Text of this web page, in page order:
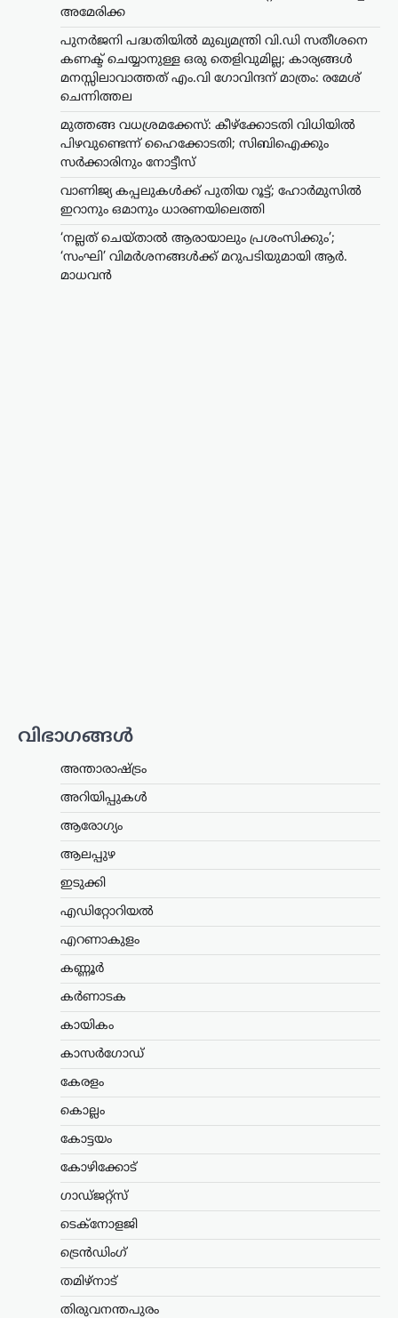
അമേരിക്ക
പുനർജനി പദ്ധതിയിൽ മുഖ്യമന്ത്രി വി.ഡി സതീശനെ
കണക്ട് ചെയ്യാനുള്ള ഒരു തെളിവുമില്ല; കാര്യങ്ങൾ
മനസ്സിലാവാത്തത് എം.വി ഗോവിന്ദന് മാത്രം: രമേശ്
ചെന്നിത്തല
മുത്തങ്ങ വധശ്രമക്കേസ്: കീഴ്‌ക്കോടതി വിധിയിൽ
പിഴവുണ്ടെന്ന് ഹൈക്കോടതി; സിബിഐക്കും
സർക്കാരിനും നോട്ടീസ്
വാണിജ്യ കപ്പലുകൾക്ക് പുതിയ റൂട്ട്; ഹോർമുസിൽ
ഇറാനും ഒമാനും ധാരണയിലെത്തി
‘നല്ലത് ചെയ്താൽ ആരായാലും പ്രശംസിക്കും’;
‘സംഘി’ വിമർശനങ്ങൾക്ക് മറുപടിയുമായി ആർ.
മാധവൻ
വിഭാഗങ്ങൾ
അന്താരാഷ്ട്രം
അറിയിപ്പുകൾ
ആരോഗ്യം
ആലപ്പുഴ
ഇടുക്കി
എഡിറ്റോറിയൽ
എറണാകുളം
കണ്ണൂർ
കർണാടക
കായികം
കാസർഗോഡ്
കേരളം
കൊല്ലം
കോട്ടയം
കോഴിക്കോട്
ഗാഡ്ജറ്റ്സ്
ടെക്നോളജി
ട്രെൻഡിംഗ്
തമിഴ്നാട്
തിരുവനന്തപുരം
അന്താരാഷ്ട്രം
അലി ഖമേനിയുടെ
മരണത്തിന് പിന്നാലെ
രാജ്യം തകരുമെന്ന്
അമേരിക്കയും
നേതാവിന്റെ സാന്നിധ്യം
കരുത്തെന്ന് ഇറാൻ
പ്രസിഡന്റ്
മൊജ്തബ ഖമേനിയുമായി നേരിട്ട്
ബുദ്ധിമുട്ടേറിയതാണെങ്കിലും,
അദ്ദേഹത്തിന്റെ നേതൃത്വം രാജ്യത്തിന്
സ്ത്രീയെ
കരിങ്കുപ്പായത്തിൽ
കുഴിച്ചുമൂടുന്ന പരിപാടി;
നിഖാബ്
നിരോധിക്കണമെന്ന്
എം.എൻ. കാരശേരി
മുഖം പൂർണമായി മറയ്ക്കുന്ന പർദയായ